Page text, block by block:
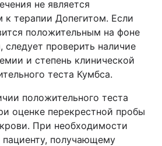
не является
к терапии Допегитом. Если
положительным на фоне
следует проверить наличие
и степень клинической
теста Кумбса.
положительного теста
оценке перекрестной пробы
При необходимости
пациенту, получающему